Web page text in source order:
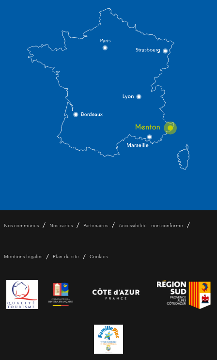
Nos communes / Nos cartes / Partenaires / Accessibilité : non-conforme /
Mentions légales / Plan du site / Cookies